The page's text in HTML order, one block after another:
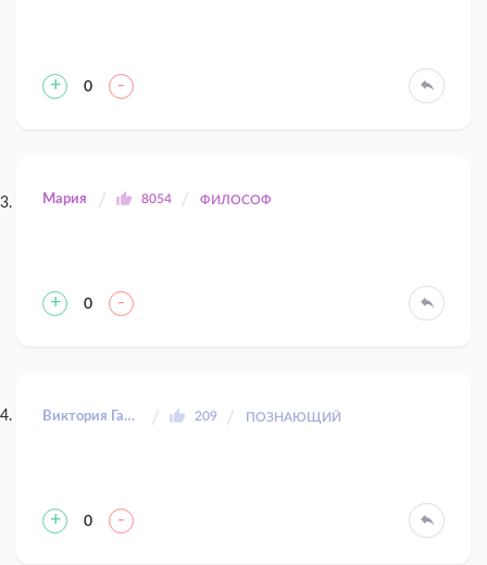
+ 0 -
Мария 8054 ФИЛОСОФ
+ 0 -
Виктория Гальперина 209 ПОЗНАЮЩИЙ
+ 0 -